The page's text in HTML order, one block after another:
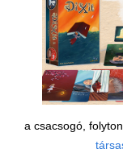
a csacsogó,